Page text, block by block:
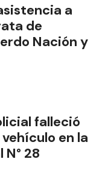
a
de
Nación y
falleció
en la
28